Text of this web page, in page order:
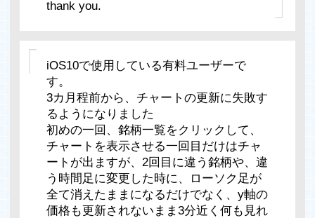
thank you.
iOS10で使用している有料ユーザーで
す。
3カ月程前から、チャートの更新に失敗す
るようになりました
初めの一回、銘柄一覧をクリックして、
チャートを表示させる一回目だけはチャ
ートが出ますが、2回目に違う銘柄や、違
う時間足に変更した時に、ローソク足が
全て消えたままになるだけでなく、y軸の
価格も更新されないまま3分近く何も見れ